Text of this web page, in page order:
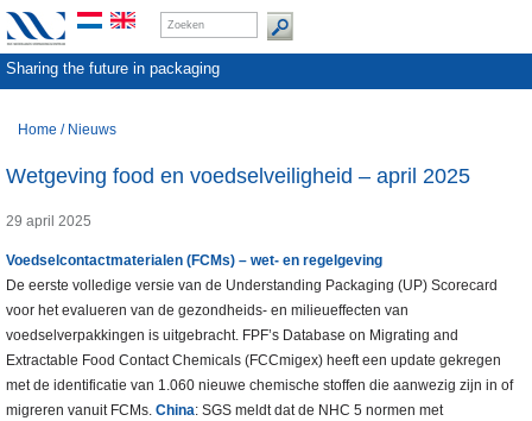
Sharing the future in packaging
Home / Nieuws
Wetgeving food en voedselveiligheid – april 2025
29 april 2025
Voedselcontactmaterialen (FCMs) – wet- en regelgeving
De eerste volledige versie van de Understanding Packaging (UP) Scorecard
voor het evalueren van de gezondheids- en milieueffecten van
voedselverpakkingen is uitgebracht. FPF’s Database on Migrating and
Extractable Food Contact Chemicals (FCCmigex) heeft een update gekregen
met de identificatie van 1.060 nieuwe chemische stoffen die aanwezig zijn in of
migreren vanuit FCMs. China: SGS meldt dat de NHC 5 normen met